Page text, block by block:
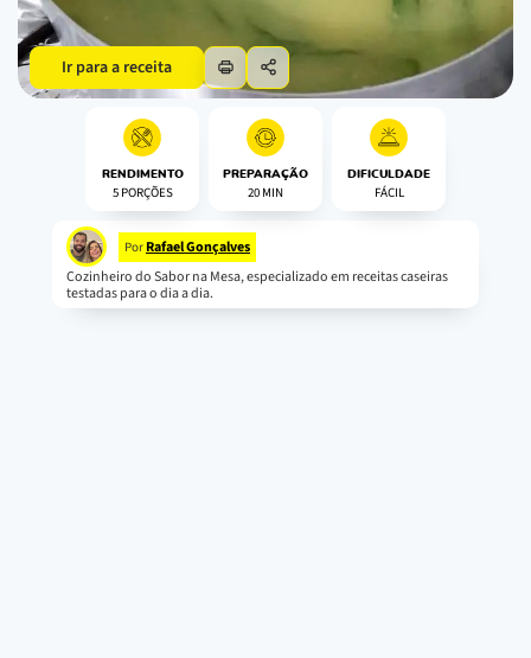
Ir para a receita
RENDIMENTO
5 PORÇÕES
PREPARAÇÃO
20 MIN
DIFICULDADE
FÁCIL
Por Rafael Gonçalves
Cozinheiro do Sabor na Mesa, especializado em receitas caseiras
testadas para o dia a dia.